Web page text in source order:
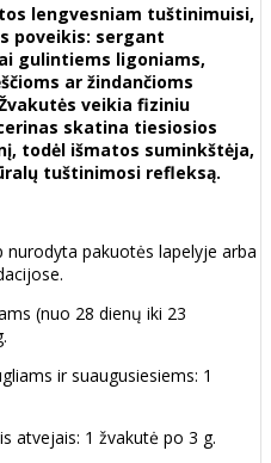
lengvesniam tuštinimuisi,
poveikis: sergant
gulintiems ligoniams,
ar žindančioms
veikia fiziniu
skatina tiesiosios
todėl išmatos suminkštėja,
tuštinimosi refleksą.
nurodyta pakuotės lapelyje arba
(nuo 28 dienų iki 23
ir suaugusiesiems: 1
atvejais: 1 žvakutė po 3 g.